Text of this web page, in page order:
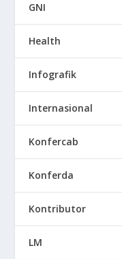
GNI
Health
Infografik
Internasional
Konfercab
Konferda
Kontributor
LM